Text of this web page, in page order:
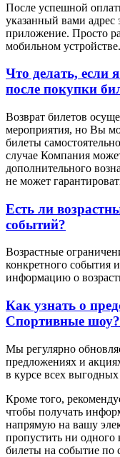
После успешной
указанный вами
приложение. Просто
мобильном устройстве.
Что делать, если
после покупки
Возврат билетов
мероприятия, но Вы
билеты
случае Компания
дополнительного
не может
Есть ли
событий?
Возрастные
конкретного события
информацию о
Как узнать о
Спортивные шоу?
Мы регулярно
предложениях и
в курсе всех
Кроме того,
чтобы получать
напрямую на вашу
пропустить ни
билеты на событие по